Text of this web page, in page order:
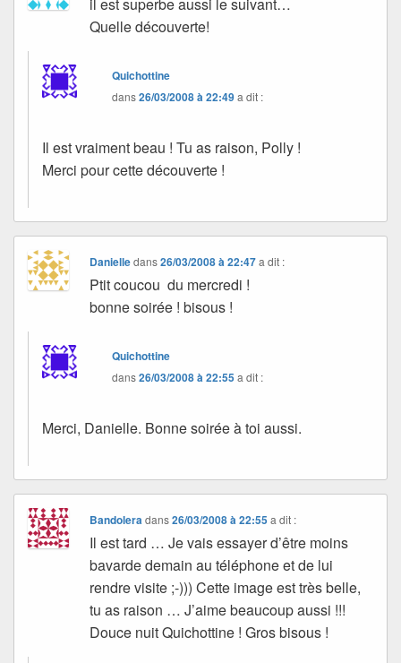
Quelle découverte!
Quichottine
dans26/03/2008 à 22:49a dit :
Il est vraiment beau ! Tu as raison, Polly !
Merci pour cette découverte !
Danielledans26/03/2008 à 22:47 a dit :
Ptit coucou du mercredi !
bonne soirée ! bisous !
Quichottine
dans26/03/2008 à 22:55a dit :
Merci, Danielle. Bonne soirée à toi aussi.
Bandoleradans26/03/2008 à 22:55 a dit :
Il est tard … Je vais essayer d’être moins
bavarde demain au téléphone et de lui
rendre visite ;-))) Cette image est très belle,
tu as raison … J’aime beaucoup aussi !!!
Douce nuit Quichottine ! Gros bisous !